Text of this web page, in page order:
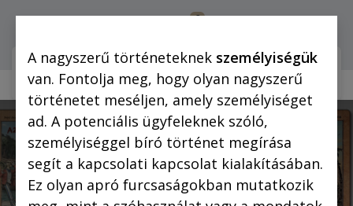
0
Webshop (mobilra)
A nagyszerű történeteknek személyiségük
van. Fontolja meg, hogy olyan nagyszerű
történetet meséljen, amely személyiséget
ad. A potenciális ügyfeleknek szóló,
személyiséggel bíró történet megírása
segít a kapcsolati kapcsolat kialakításában.
Ez olyan apró furcsaságokban mutatkozik